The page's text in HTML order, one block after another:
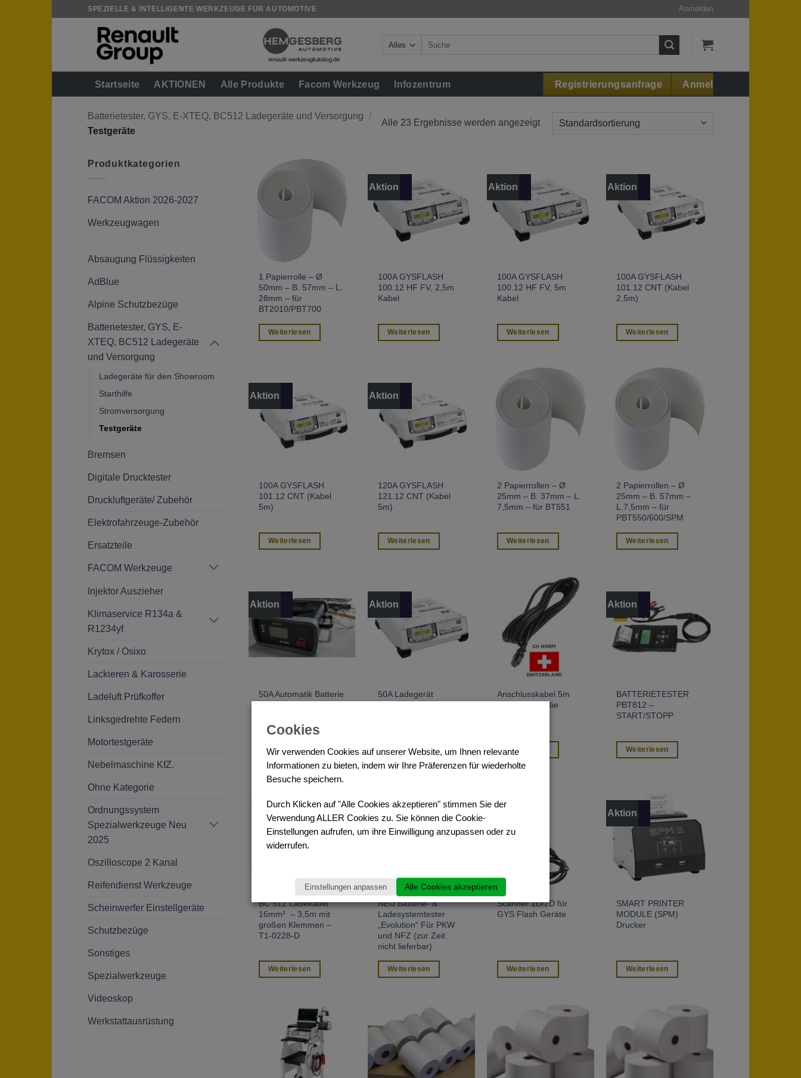
SPEZIELLE & INTELLIGENTE WERKZEUGE FÜR AUTOMOTIVE Anmelden
Startseite AKTIONEN Alle Produkte Facom Werkzeug Infozentrum Registrierungsanfrage Anmelden
Batterietester, GYS, E-XTEQ, BC512 Ladegeräte und Versorgung
/
Testgeräte
Alle 23 Ergebnisse werden angezeigt
Produktkategorien
FACOM Aktion 2026-2027
Werkzeugwagen
Absaugung Flüssigkeiten
AdBlue
Alpine Schutzbezüge
Batterietester, GYS, E-
XTEQ, BC512 Ladegeräte
und Versorgung
Ladegeräte für den Showroom
Starthilfe
Stromversorgung
Testgeräte
Bremsen
Digitale Drucktester
Druckluftgeräte/ Zubehör
Elektrofahrzeuge-Zubehör
Ersatzteile
FACOM Werkzeuge
Injektor Auszieher
Klimaservice R134a &
R1234yf
Krytox / Osixo
Lackieren & Karosserie
Ladeluft Prüfkoffer
Linksgedrehte Federn
Motortestgeräte
Nebelmaschine KfZ.
Ohne Kategorie
Ordnungssystem
Spezialwerkzeuge Neu
2025
Oszilloscope 2 Kanal
Reifendienst Werkzeuge
Scheinwerfer Einstellgeräte
Schutzbezüge
Sonstiges
Spezialwerkzeuge
Videoskop
Werkstattausrüstung
1 Papierrolle – Ø
50mm – B. 57mm – L.
28mm – für
BT2010/PBT700
Weiterlesen
Aktion
100A GYSFLASH
100.12 HF FV, 2,5m
Kabel
Weiterlesen
Aktion
100A GYSFLASH
100.12 HF FV, 5m
Kabel
Weiterlesen
Aktion
100A GYSFLASH
101.12 CNT (Kabel
2,5m)
Weiterlesen
Aktion
100A GYSFLASH
101.12 CNT (Kabel
5m)
Weiterlesen
Aktion
120A GYSFLASH
121.12 CNT (Kabel
5m)
Weiterlesen
2 Papierrollen – Ø
25mm – B. 37mm – L.
7,5mm – für BT551
Weiterlesen
2 Papierrollen – Ø
25mm – B. 57mm –
L.7,5mm – für
PBT550/600/SPM
Weiterlesen
Aktion
50A Automatik Batterie
V2 grau
Weiterlesen
Aktion
50A Ladegerät
Weiterlesen
Anschlusskabel 5m
CH Norm für die
Weiterlesen
Aktion
BATTERIETESTER
PBT812 –
START/STOPP
Weiterlesen
BC 512 Ladekabel
16mm² – 3,5m mit
großen Klemmen –
T1-0228-D
Weiterlesen
NEU innovativ
NEU Batterie- &
Ladesystemtester
„Evolution“ Für PKW
und NFZ (zur Zeit
nicht lieferbar)
Weiterlesen
Scanner 1D/2D für
GYS Flash Geräte
Weiterlesen
Aktion
SMART PRINTER
MODULE (SPM)
Drucker
Weiterlesen
Cookies
Wir verwenden Cookies auf unserer Website, um Ihnen relevante
Informationen zu bieten, indem wir Ihre Präferenzen für wiederholte
Besuche speichern.
Durch Klicken auf "Alle Cookies akzeptieren" stimmen Sie der
Verwendung ALLER Cookies zu. Sie können die Cookie-
Einstellungen aufrufen, um ihre Einwilligung anzupassen oder zu
widerrufen.
Einstellungen anpassen Alle Cookies akzeptieren